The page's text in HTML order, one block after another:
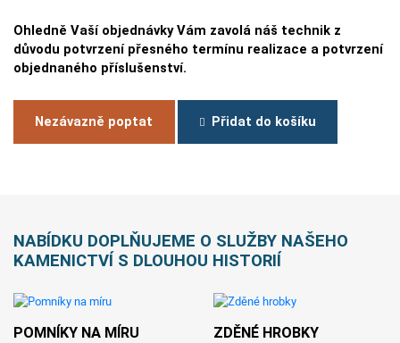
Ohledně Vaší objednávky Vám zavolá náš technik z
důvodu potvrzení přesného termínu realizace a potvrzení
objednaného příslušenství.
Nezávazně poptat Přidat do košíku
NABÍDKU DOPLŇUJEME O SLUŽBY NAŠEHO
KAMENICTVÍ S DLOUHOU HISTORIÍ
POMNÍKY NA MÍRU ZDĚNÉ HROBKY